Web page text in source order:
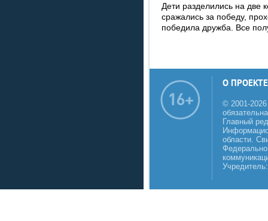
Дети разделились на две
сражались за победу,
победила дружба. Все
О ПРОЕКТЕ
© 2001-
Главный
области.